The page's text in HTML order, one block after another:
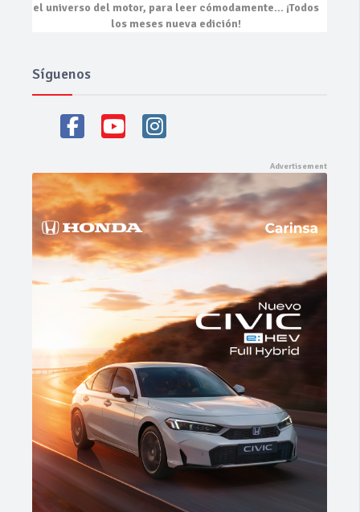
el universo del motor, para leer cómodamente… ¡Todos
los meses nueva edición!
Síguenos